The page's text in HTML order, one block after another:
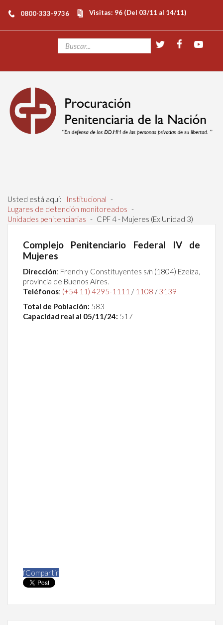
0800-333-9736 Visitas: 96 (Del 03/11 al 14/11)
Usted está aquí: Institucional -
Lugares de detención monitoreados -
Unidades penitenciarias - CPF 4 - Mujeres (Ex Unidad 3)
Complejo Penitenciario Federal IV de
Mujeres
Dirección: French y Constituyentes s/n (1804) Ezeiza,
provincia de Buenos Aires.
Teléfonos: (+54 11) 4295-1111 / 1108 /3139
Total de Población: 583
Capacidad real al 05/11/24: 517
fCompartir